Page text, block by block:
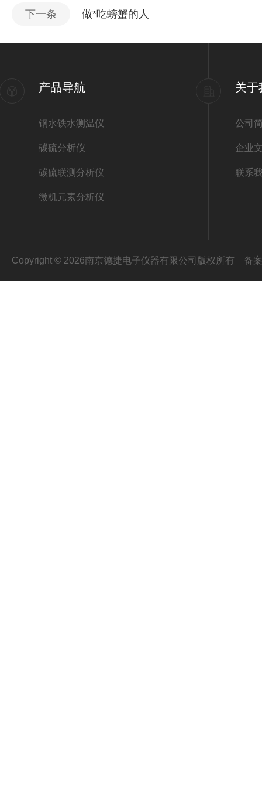
下一条 做*吃螃蟹的人
产品导航
钢水铁水测温仪
碳硫分析仪
碳硫联测分析仪
微机元素分析仪
关于
公司
企业
联系
Copyright © 2026南京德捷电子仪器有限公司版权所有 备